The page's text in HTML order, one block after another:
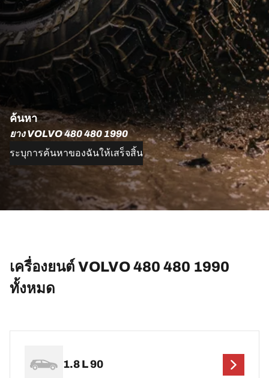
ค้นหา
ยาง VOLVO 480 480 1990
ระบุการค้นหาของฉันให้เสร็จสิ้น
เครื่องยนต์ VOLVO 480 480 1990
ทั้งหมด
1.8 L 90